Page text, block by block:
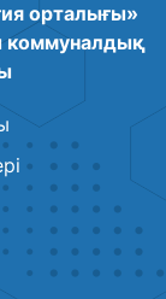
орталығы»
коммуналдық